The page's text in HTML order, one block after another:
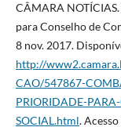
CÂMARA
para Conselho de
8 nov. 2017.
http://
CAO/547867-
PRIORIDADE-
SOCIAL.html.